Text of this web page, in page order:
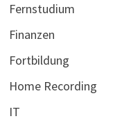
Fernstudium
Finanzen
Fortbildung
Home Recording
IT